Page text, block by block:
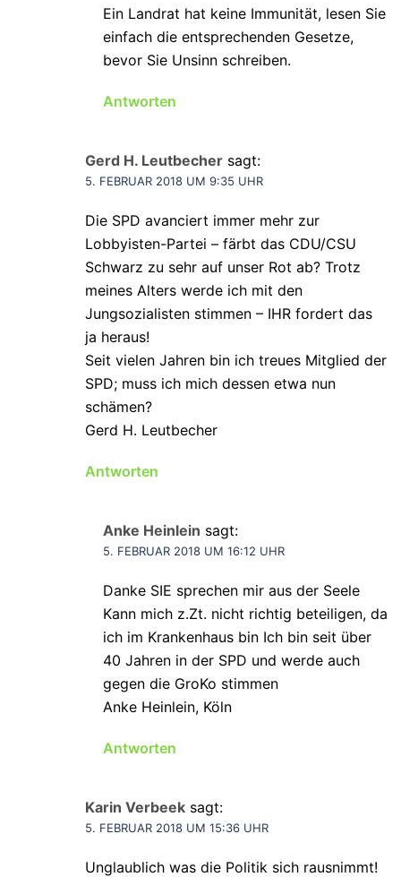
Ein Landrat hat keine Immunität, lesen Sie
einfach die entsprechenden Gesetze,
bevor Sie Unsinn schreiben.
Antworten
Gerd H. Leutbecher sagt:
5. FEBRUAR 2018 UM 9:35 UHR
Die SPD avanciert immer mehr zur
Lobbyisten-Partei – färbt das CDU/CSU
Schwarz zu sehr auf unser Rot ab? Trotz
meines Alters werde ich mit den
Jungsozialisten stimmen – IHR fordert das
ja heraus!
Seit vielen Jahren bin ich treues Mitglied der
SPD; muss ich mich dessen etwa nun
schämen?
Gerd H. Leutbecher
Antworten
Anke Heinlein sagt:
5. FEBRUAR 2018 UM 16:12 UHR
Danke SIE sprechen mir aus der Seele
Kann mich z.Zt. nicht richtig beteiligen, da
ich im Krankenhaus bin Ich bin seit über
40 Jahren in der SPD und werde auch
gegen die GroKo stimmen
Anke Heinlein, Köln
Antworten
Karin Verbeek sagt:
5. FEBRUAR 2018 UM 15:36 UHR
Unglaublich was die Politik sich rausnimmt!